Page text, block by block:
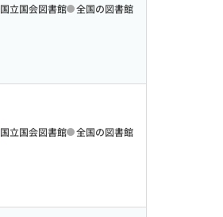
国立国会図書館 全国の図書館
国立国会図書館 全国の図書館